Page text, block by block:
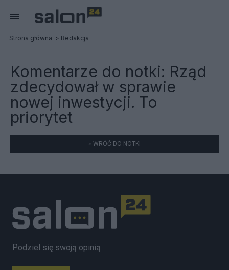
Strona główna Redakcja
Komentarze do notki: Rząd
zdecydował w sprawie
nowej inwestycji. To
priorytet
« WRÓĆ DO NOTKI
Podziel się swoją opinią